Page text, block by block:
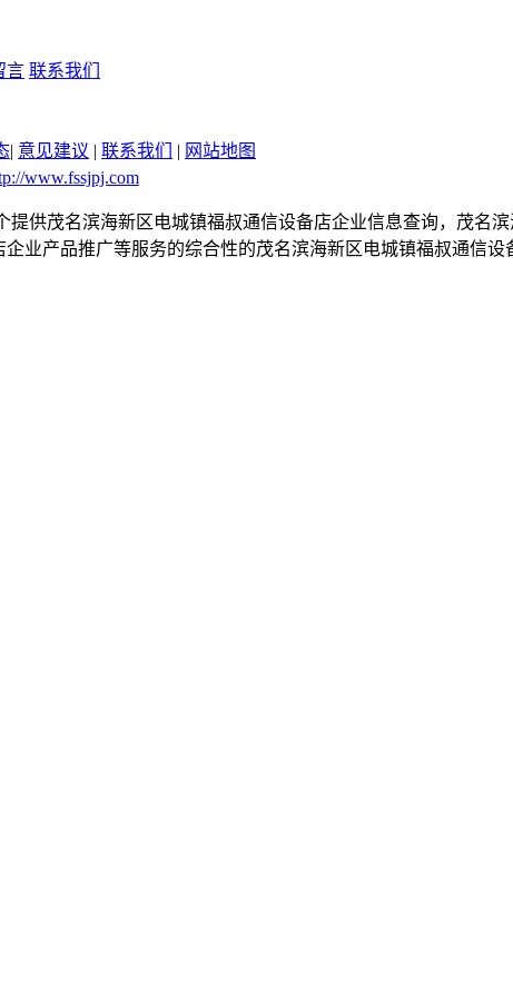
言 联系我们
| 意见建议 | 联系我们 | 网站地图
www.fssjpj.com
提供茂名滨海新区电城镇福叔通信设备店企业信息查询，茂名
业产品推广等服务的综合性的茂名滨海新区电城镇福叔通信设